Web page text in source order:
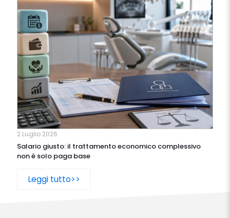
2 Luglio 2026
Salario giusto: il trattamento economico complessivo
non è solo paga base
Leggi tutto>>